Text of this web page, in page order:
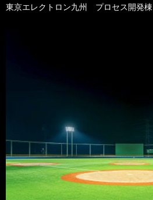
東京エレクトロン九州 プロセス開発棟